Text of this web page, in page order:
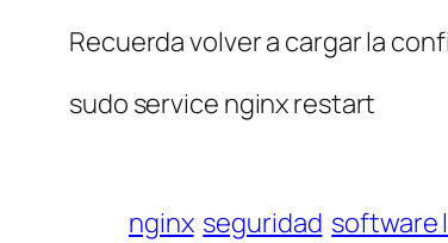
Recuerda volver a cargar la
sudo service nginx restart
nginx seguridad software